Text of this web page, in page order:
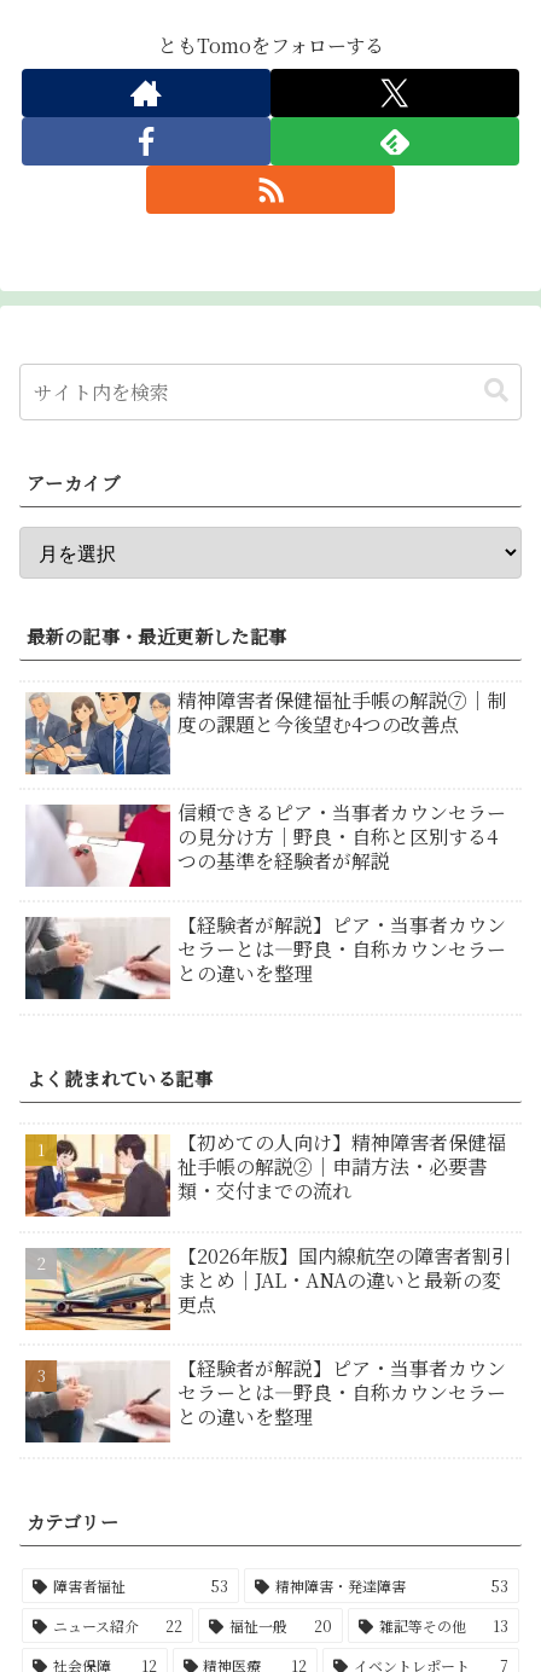
ともTomoをフォローする
アーカイブ
最新の記事・最近更新した記事
精神障害者保健福祉手帳の解説⑦｜制
度の課題と今後望む4つの改善点
信頼できるピア・当事者カウンセラー
の見分け方｜野良・自称と区別する4
つの基準を経験者が解説
【経験者が解説】ピア・当事者カウン
セラーとは―野良・自称カウンセラー
との違いを整理
よく読まれている記事
【初めての人向け】精神障害者保健福
祉手帳の解説②｜申請方法・必要書
類・交付までの流れ
【2026年版】国内線航空の障害者割引
まとめ｜JAL・ANAの違いと最新の変
更点
【経験者が解説】ピア・当事者カウン
セラーとは―野良・自称カウンセラー
との違いを整理
カテゴリー
障害者福祉 53 精神障害・発達障害
53
ニュース紹介
22 福祉一般 20 雑記等その他
13
社会保障
12 精神医療 12 イベントレポート
7